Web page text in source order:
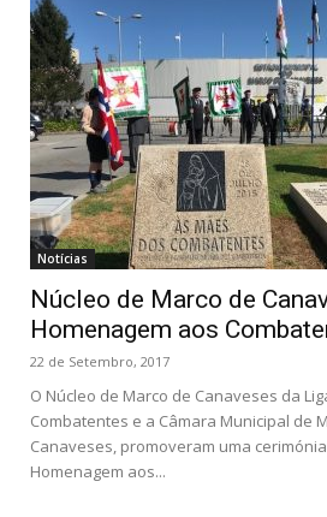
Notícias
Núcleo de Marco de
Homenagem aos
22 de Setembro, 2017
O Núcleo de Marco de Canaveses da
Combatentes e a Câmara Municipal de
Canaveses, promoveram uma
Homenagem aos...